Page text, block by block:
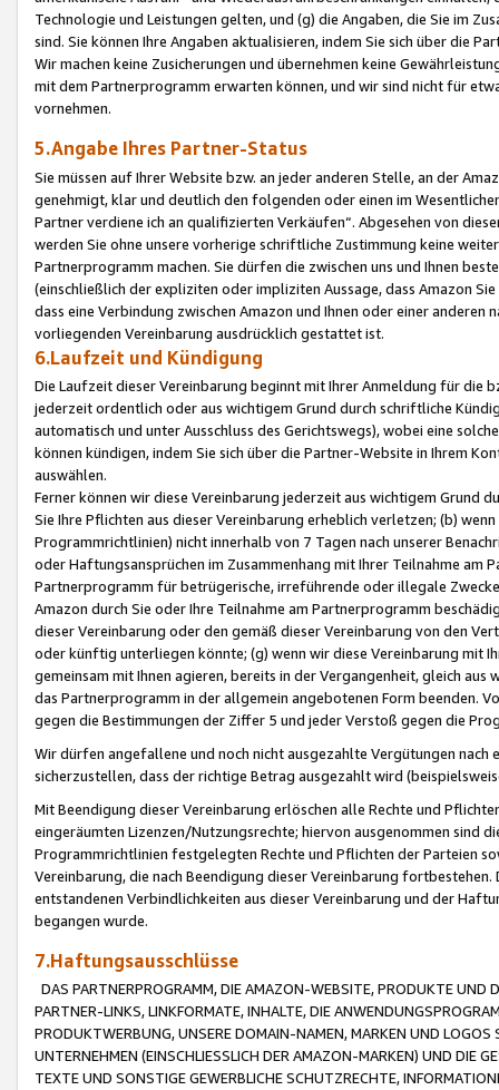
Technologie und Leistungen gelten, und (g) die Angaben, die Sie im
sind. Sie können Ihre Angaben aktualisieren, indem Sie sich über die
Wir machen keine Zusicherungen und übernehmen keine
mit dem Partnerprogramm erwarten können, und wir sind nicht für
vornehmen.
5.Angabe Ihres Partner-Status
Sie müssen auf Ihrer Website bzw. an jeder anderen Stelle, an der
genehmigt, klar und deutlich den folgenden oder einen im
Partner verdiene ich an qualifizierten Verkäufen“. Abgesehen von
werden Sie ohne unsere vorherige schriftliche Zustimmung keine
Partnerprogramm machen. Sie dürfen die zwischen uns und Ihnen
(einschließlich der expliziten oder impliziten Aussage, dass Amazon
dass eine Verbindung zwischen Amazon und Ihnen oder einer
vorliegenden Vereinbarung ausdrücklich gestattet ist.
6.Laufzeit und Kündigung
Die Laufzeit dieser Vereinbarung beginnt mit Ihrer Anmeldung für die
jederzeit ordentlich oder aus wichtigem Grund durch schriftliche
automatisch und unter Ausschluss des Gerichtswegs), wobei eine
können kündigen, indem Sie sich über die Partner-Website in Ihrem
auswählen.
Ferner können wir diese Vereinbarung jederzeit aus wichtigem Grund
Sie Ihre Pflichten aus dieser Vereinbarung erheblich verletzen; (b)
Programmrichtlinien) nicht innerhalb von 7 Tagen nach unserer
oder Haftungsansprüchen im Zusammenhang mit Ihrer Teilnahme am
Partnerprogramm für betrügerische, irreführende oder illegale
Amazon durch Sie oder Ihre Teilnahme am Partnerprogramm
dieser Vereinbarung oder den gemäß dieser Vereinbarung von den
oder künftig unterliegen könnte; (g) wenn wir diese Vereinbarung mit
gemeinsam mit Ihnen agieren, bereits in der Vergangenheit, gleich
das Partnerprogramm in der allgemein angebotenen Form beenden.
gegen die Bestimmungen der Ziffer 5 und jeder Verstoß gegen die
Wir dürfen angefallene und noch nicht ausgezahlte Vergütungen
sicherzustellen, dass der richtige Betrag ausgezahlt wird
Mit Beendigung dieser Vereinbarung erlöschen alle Rechte und
eingeräumten Lizenzen/Nutzungsrechte; hiervon ausgenommen sind
Programmrichtlinien festgelegten Rechte und Pflichten der Parteien
Vereinbarung, die nach Beendigung dieser Vereinbarung
entstandenen Verbindlichkeiten aus dieser Vereinbarung und der
begangen wurde.
7.Haftungsausschlüsse
DAS PARTNERPROGRAMM, DIE AMAZON-WEBSITE, PRODUKTE UND
PARTNER-LINKS, LINKFORMATE, INHALTE, DIE
PRODUKTWERBUNG, UNSERE DOMAIN-NAMEN, MARKEN UND
UNTERNEHMEN (EINSCHLIESSLICH DER AMAZON-MARKEN) UND DIE
TEXTE UND SONSTIGE GEWERBLICHE SCHUTZRECHTE,